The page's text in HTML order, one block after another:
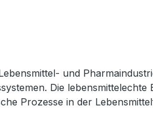
und
Die
Prozesse in der